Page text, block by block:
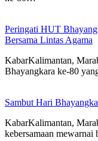
Peringati HUT
Bersama Lintas Agama
KabarKalimantan,
Bhayangkara ke-80
Sambut Hari
KabarKalimantan,
kebersamaan